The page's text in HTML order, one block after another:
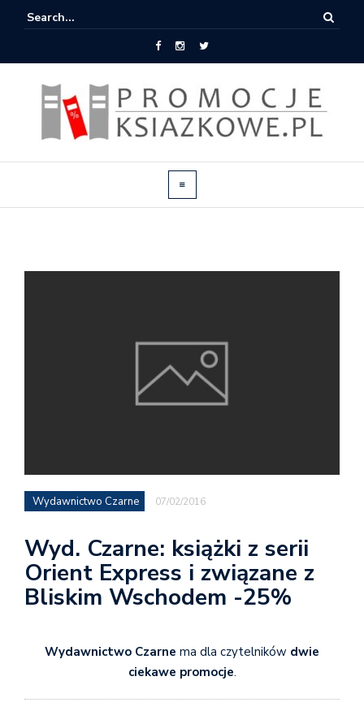
Wydawnictwo Czarne 07/02/2016
Wyd. Czarne: książki z serii
Orient Express i związane z
Bliskim Wschodem -25%
Wydawnictwo Czarne ma dla czytelników dwie
ciekawe promocje.